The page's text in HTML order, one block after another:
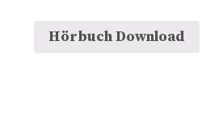
Hörbuch Download